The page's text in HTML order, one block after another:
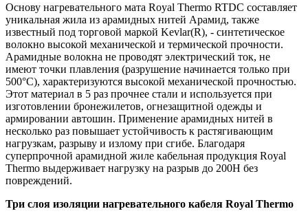
Основу нагревательного мата Royal Thermo RTDC составляет
уникальная жила из арамидных нитей Арамид, также
известный под торговой маркой Kevlar(R), - синтетическое
волокно высокой механической и термической прочности.
Арамидные волокна не проводят электрический ток, не
имеют точки плавления (разрушение начинается только при
500°С), характеризуются высокой механической прочностью.
Этот материал в 5 раз прочнее стали и используется при
изготовлении бронежилетов, огнезащитной одежды и
армировании автошин. Применение арамидных нитей в
несколько раз повышает устойчивость к растягивающим
нагрузкам, разрыву и излому при сгибе. Благодаря
суперпрочной арамидной жиле кабельная продукция Royal
Thermo выдерживает нагрузку на разрыв до 200Н без
повреждений.
Три слоя изоляции нагревательного кабеля Royal Thermo